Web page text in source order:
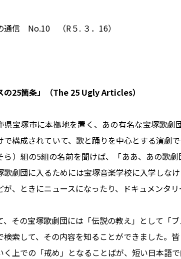
通信 No.10 （R５. ３．16）
の25箇条」（The 25 Ugly Articles）
県宝塚市に本拠地を置く、あの有名な宝塚歌劇
で構成されていて、歌と踊りを中心とする演劇
ら）組の5組の名前を聞けば、「ああ、あの歌
歌劇団に入るためには宝塚音楽学校に入学しな
が、ときにニュースになったり、ドキュメンタ
その宝塚歌劇団には「伝説の教え」として「
検索して、その内容を知ることができました。
く上での「戒め」となることばが、短い日本語